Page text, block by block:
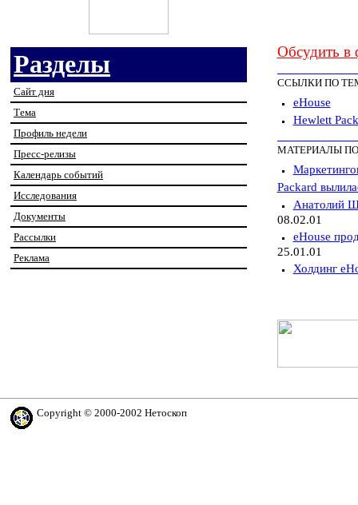
Разделы
Сайт дня
Тема
Профиль недели
Пресс-релизы
Календарь событий
Исследования
Документы
Рассылки
Реклама
Обсудить в
ССЫЛКИ ПО
eHouse
Hewlett
МАТЕРИАЛЫ
Packard
Анатолий
08.02.01
eHouse
25.01.01
Холдинг
Copyright © 2000-2002 Нетоскоп